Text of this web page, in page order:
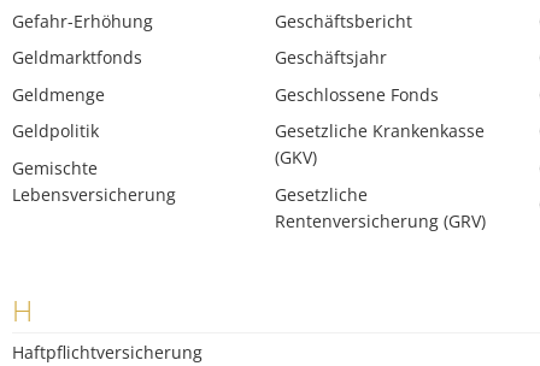
Gefahr-Erhöhung
Geldmarktfonds
Geldmenge
Geldpolitik
Gemischte
Lebensversicherung
Geschäftsbericht
Geschäftsjahr
Geschlossene Fonds
Gesetzliche Krankenkasse
(GKV)
Gesetzliche
Rentenversicherung (GRV)
H
Haftpflichtversicherung